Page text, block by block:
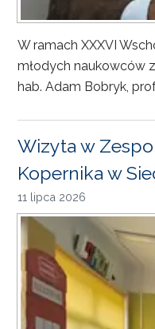
W ramach XXXVI
młodych naukowców
hab. Adam Bobryk,
Wizyta w
Kopernika w
11 lipca 2026